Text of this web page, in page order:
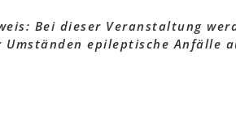
Bei dieser Veranstaltung
epileptische Anfälle